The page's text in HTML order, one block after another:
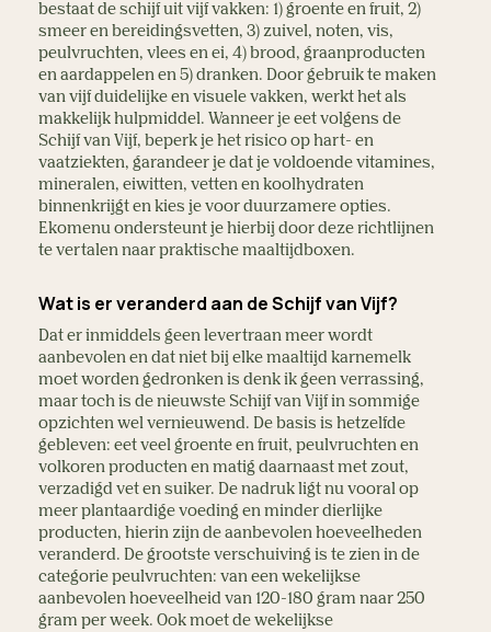
bestaat de schijf uit vijf vakken: 1) groente en fruit, 2)
smeer en bereidingsvetten, 3) zuivel, noten, vis,
peulvruchten, vlees en ei, 4) brood, graanproducten
en aardappelen en 5) dranken. Door gebruik te maken
van vijf duidelijke en visuele vakken, werkt het als
makkelijk hulpmiddel. Wanneer je eet volgens de
Schijf van Vijf, beperk je het risico op hart- en
vaatziekten, garandeer je dat je voldoende vitamines,
mineralen, eiwitten, vetten en koolhydraten
binnenkrijgt en kies je voor duurzamere opties.
Ekomenu ondersteunt je hierbij door deze richtlijnen
te vertalen naar praktische maaltijdboxen.
Wat is er veranderd aan de Schijf van Vijf?
Dat er inmiddels geen levertraan meer wordt
aanbevolen en dat niet bij elke maaltijd karnemelk
moet worden gedronken is denk ik geen verrassing,
maar toch is de nieuwste Schijf van Vijf in sommige
opzichten wel vernieuwend. De basis is hetzelfde
gebleven: eet veel groente en fruit, peulvruchten en
volkoren producten en matig daarnaast met zout,
verzadigd vet en suiker. De nadruk ligt nu vooral op
meer plantaardige voeding en minder dierlijke
producten, hierin zijn de aanbevolen hoeveelheden
veranderd. De grootste verschuiving is te zien in de
categorie peulvruchten: van een wekelijkse
aanbevolen hoeveelheid van 120-180 gram naar 250
gram per week. Ook moet de wekelijkse